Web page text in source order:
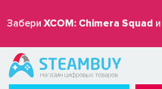
Забери XCOM: Chimera Squad и
бесплатно